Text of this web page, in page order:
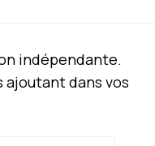
indépendante.
ajoutant dans vos